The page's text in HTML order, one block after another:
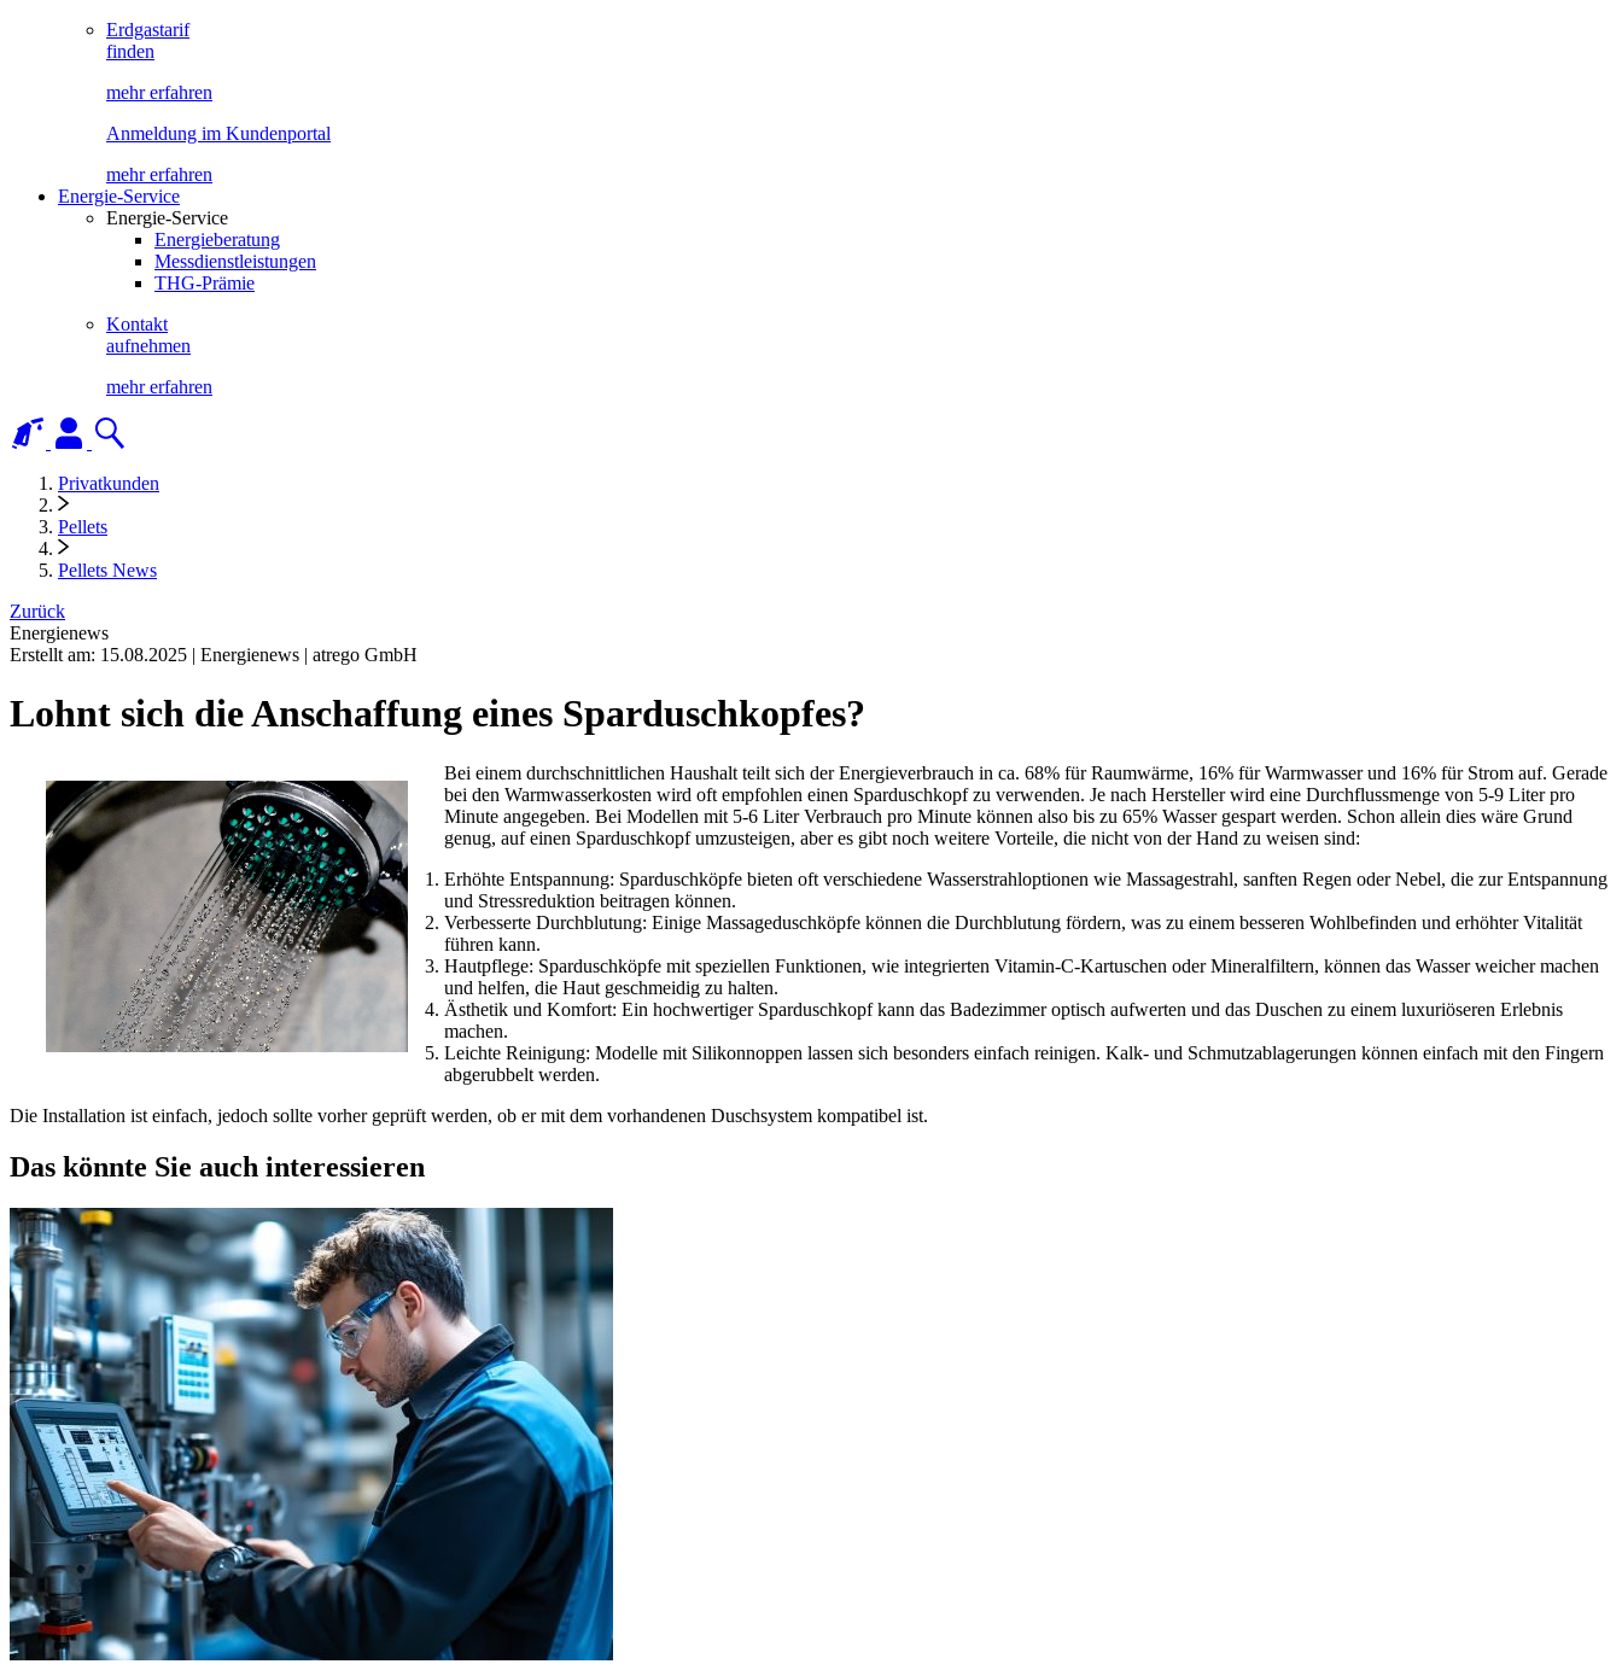
Erdgastarif
finden
mehr erfahren
Anmeldung im Kundenportal
mehr erfahren
Energie-Service
Energie-Service
Energieberatung
Messdienstleistungen
THG-Prämie
Kontakt
aufnehmen
mehr erfahren
Privatkunden
Pellets
Pellets News
Zurück
Energienews
Erstellt am: 15.08.2025 | Energienews | atrego GmbH
Lohnt sich die Anschaffung eines Sparduschkopfes?
Bei einem durchschnittlichen Haushalt teilt sich der Energieverbrauch in ca. 68% für Raumwärme, 16% für Warmwasser und 16% für Strom auf. Gerade
bei den Warmwasserkosten wird oft empfohlen einen Sparduschkopf zu verwenden. Je nach Hersteller wird eine Durchflussmenge von 5-9 Liter pro
Minute angegeben. Bei Modellen mit 5-6 Liter Verbrauch pro Minute können also bis zu 65% Wasser gespart werden. Schon allein dies wäre Grund
genug, auf einen Sparduschkopf umzusteigen, aber es gibt noch weitere Vorteile, die nicht von der Hand zu weisen sind:
Erhöhte Entspannung: Sparduschköpfe bieten oft verschiedene Wasserstrahloptionen wie Massagestrahl, sanften Regen oder Nebel, die zur Entspannung
und Stressreduktion beitragen können.
Verbesserte Durchblutung: Einige Massageduschköpfe können die Durchblutung fördern, was zu einem besseren Wohlbefinden und erhöhter Vitalität
führen kann.
Hautpflege: Sparduschköpfe mit speziellen Funktionen, wie integrierten Vitamin-C-Kartuschen oder Mineralfiltern, können das Wasser weicher machen
und helfen, die Haut geschmeidig zu halten.
Ästhetik und Komfort: Ein hochwertiger Sparduschkopf kann das Badezimmer optisch aufwerten und das Duschen zu einem luxuriöseren Erlebnis
machen.
Leichte Reinigung: Modelle mit Silikonnoppen lassen sich besonders einfach reinigen. Kalk- und Schmutzablagerungen können einfach mit den Fingern
abgerubbelt werden.
Die Installation ist einfach, jedoch sollte vorher geprüft werden, ob er mit dem vorhandenen Duschsystem kompatibel ist.
Das könnte Sie auch interessieren